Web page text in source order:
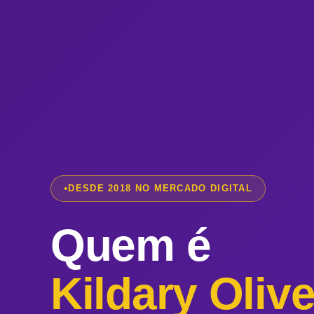
DESDE 2018 NO MERCADO DIGITAL
Quem é
Kildary